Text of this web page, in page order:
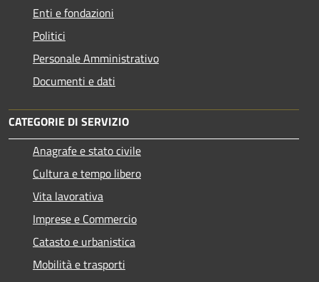
Enti e fondazioni
Politici
Personale Amministrativo
Documenti e dati
CATEGORIE DI SERVIZIO
Anagrafe e stato civile
Cultura e tempo libero
Vita lavorativa
Imprese e Commercio
Catasto e urbanistica
Mobilità e trasporti